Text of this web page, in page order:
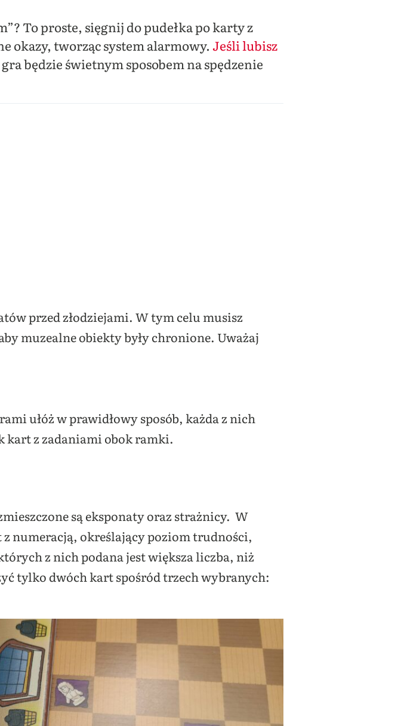
To proste, sięgnij do pudełka po karty z
okazy, tworząc system alarmowy.Jeśli lubisz
będzie świetnym sposobem na spędzenie
przed złodziejami. W tym celu musisz
muzealne obiekty były chronione. Uważaj
ułóż w prawidłowy sposób, każda z nich
kart z zadaniami obok ramki.
są eksponaty oraz strażnicy. W
numeracją, określający poziom trudności,
z nich podana jest większa liczba, niż
tylko dwóch kart spośród trzech wybranych: